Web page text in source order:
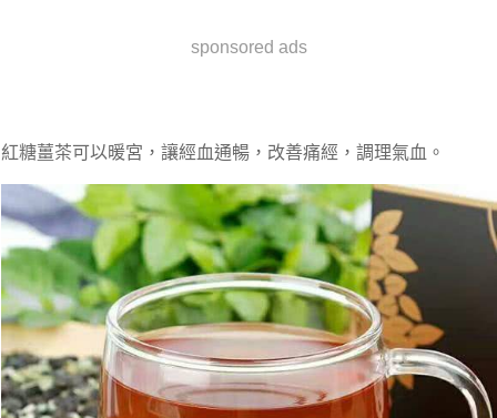
sponsored ads
紅糖薑茶可以暖宮，讓經血通暢，改善痛經，調理氣血。